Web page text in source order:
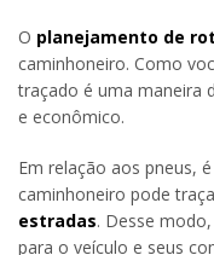
O planejamento de
caminhoneiro. Como
traçado é uma maneira
e econômico.
Em relação aos pneus,
caminhoneiro pode
estradas. Desse
para o veículo e seus